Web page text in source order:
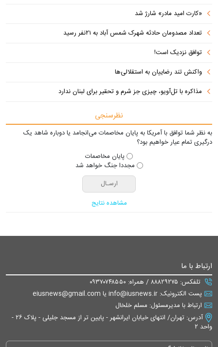
«کارت امید مادر» شارژ شد
تعداد مصدومان حادثه شهرک شمس آباد به ۲۱نفر رسید
توافق نزدیک است!
واکنش تند رضاییان به استقلالی‌ها
مذاکره با تل‌آویو، چیزی جز شرم و تحقیر برای لبنان ندارد
نظرسنجی
به نظر شما توافق با آمریکا به پایان مخاصمات می‌انجامد یا دوباره شاهد یک
درگیری تمام عیار خواهیم بود؟
پایان مخاصمات
مجددا جنگ خواهد شد
مشاهده نتایج
ارتباط با ما
تلفکس: ۸۸۸۲۹۲۷۵ / همراه: ۰۹۳۷۰۷۴۸۵۵۰
پست الکترونیک: info@iusnews.ir یا eiusnews@gmail.com
ارتباط با مدیرمسئول: مسلم خلخال
آدرس: تهران/ انتهای خیابان ایرانشهر - پایین تر از مسجد جلیلی - پلاک ۲۶ -
واحد ۲